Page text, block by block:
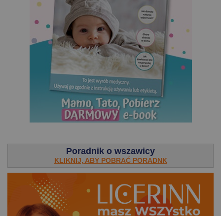
Poradnik o wszawicy
KLIKNIJ, ABY POBRAĆ PORADNK